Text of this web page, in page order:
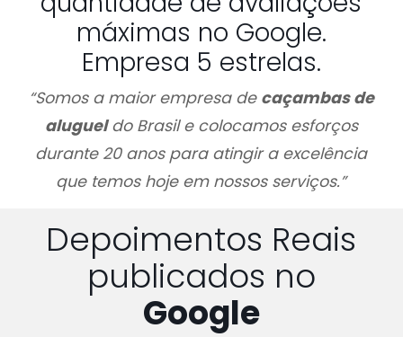
máximas no Google.
Empresa 5 estrelas.
“Somos a maior empresa de caçambas de
alugueldo Brasil e colocamos esforços
durante 20 anos para atingir a excelência
que temos hoje em nossos serviços.”
Depoimentos Reais
publicados no
Google